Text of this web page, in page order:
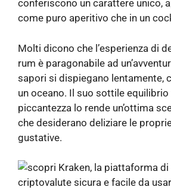
conferiscono un carattere unico,
come puro aperitivo che in un
Molti dicono che l’esperienza di
rum è paragonabile ad
sapori si dispiegano lentamente,
un oceano. Il suo sottile
piccantezza lo rende un’ottima
che desiderano deliziare le
gustative.